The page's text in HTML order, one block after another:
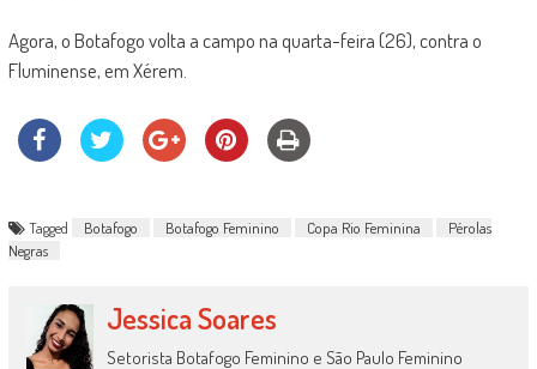
Agora, o Botafogo volta a campo na quarta-feira (26), contra o
Fluminense, em Xérem.
Tagged Botafogo Botafogo Feminino Copa Rio Feminina
Pérolas
Negras
Jessica Soares
Setorista Botafogo Feminino e São Paulo Feminino